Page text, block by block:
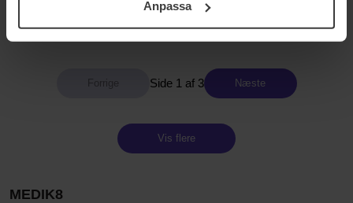
samt vår Integritetspolicy.Anpassa
Side 1 af 3 Næste
Vis flere
MEDIK8